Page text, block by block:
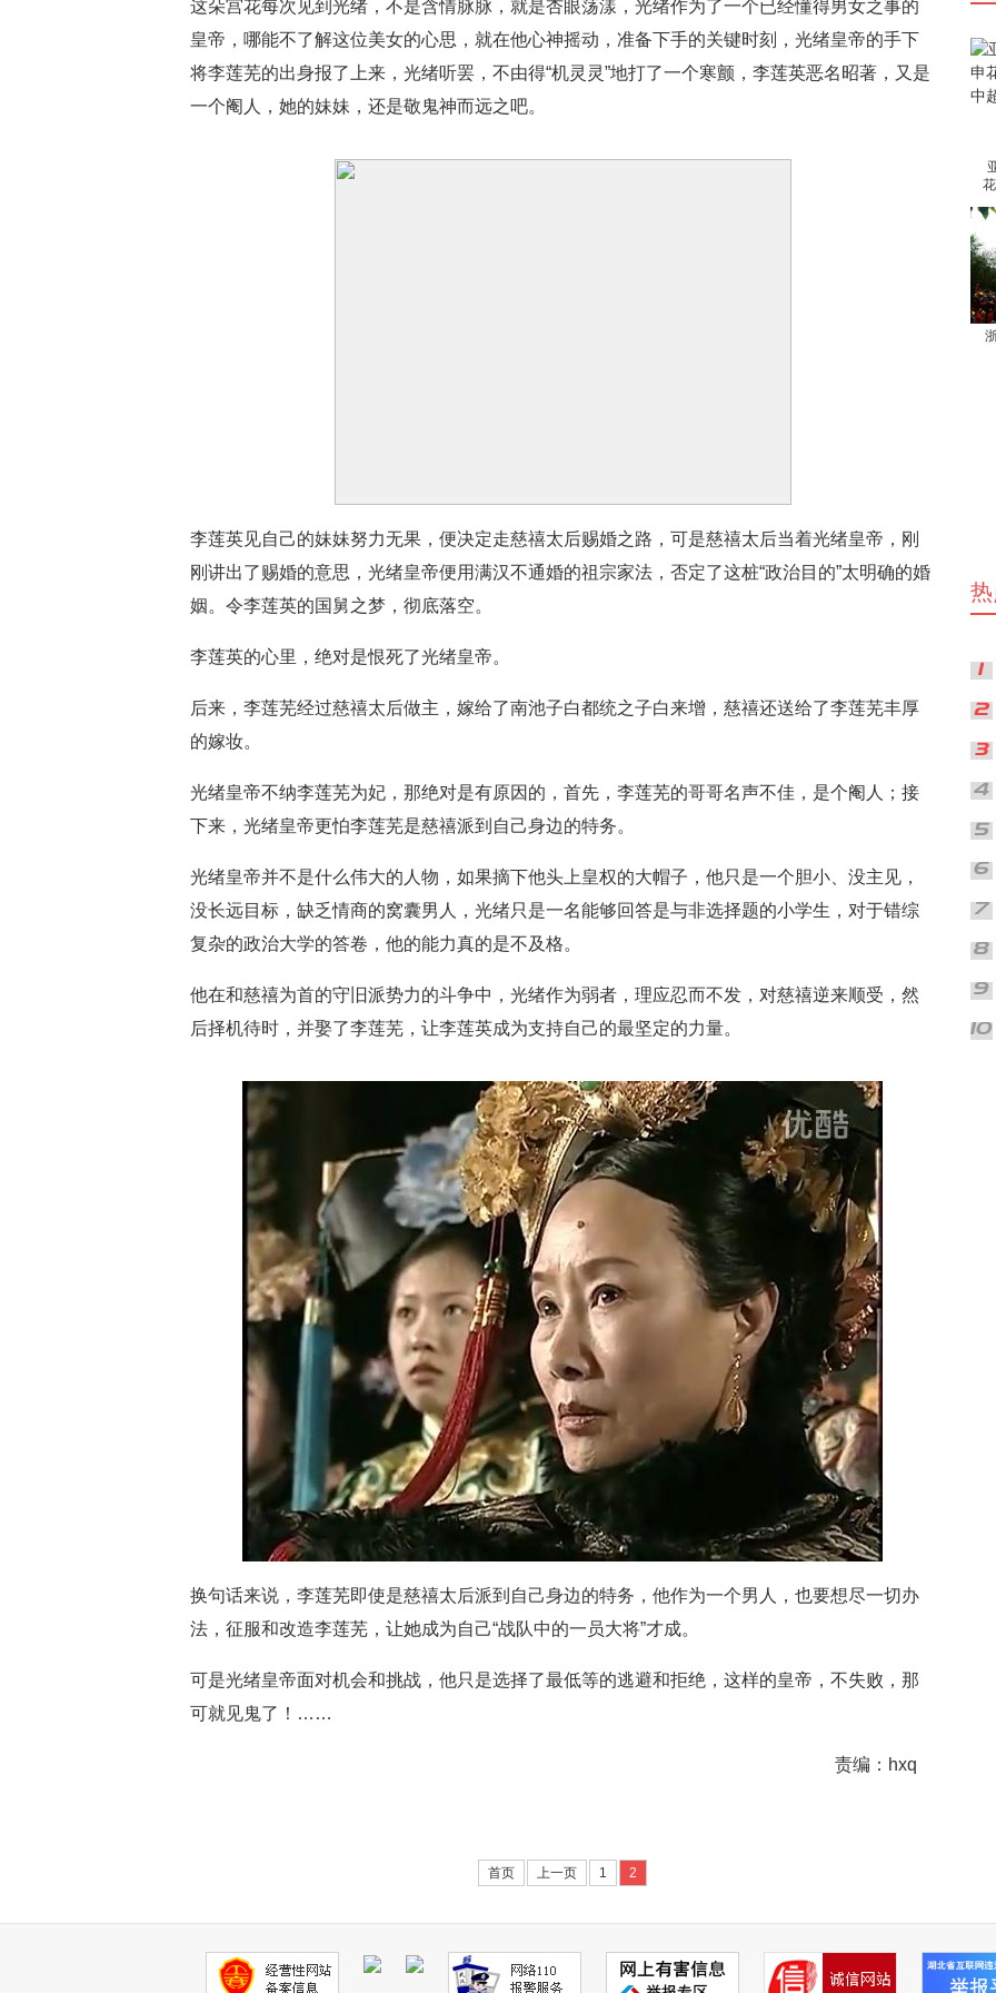
这朵宫花每次见到光绪，不是含情脉脉，就是杏眼荡漾，光绪作为了一个已经懂得男女之事的
皇帝，哪能不了解这位美女的心思，就在他心神摇动，准备下手的关键时刻，光绪皇帝的手下
将李莲芜的出身报了上来，光绪听罢，不由得“机灵灵”地打了一个寒颤，李莲英恶名昭著，又是
一个阉人，她的妹妹，还是敬鬼神而远之吧。
李莲英见自己的妹妹努力无果，便决定走慈禧太后赐婚之路，可是慈禧太后当着光绪皇帝，刚
刚讲出了赐婚的意思，光绪皇帝便用满汉不通婚的祖宗家法，否定了这桩“政治目的”太明确的婚
姻。令李莲英的国舅之梦，彻底落空。
李莲英的心里，绝对是恨死了光绪皇帝。
后来，李莲芜经过慈禧太后做主，嫁给了南池子白都统之子白来增，慈禧还送给了李莲芜丰厚
的嫁妆。
光绪皇帝不纳李莲芜为妃，那绝对是有原因的，首先，李莲芜的哥哥名声不佳，是个阉人；接
下来，光绪皇帝更怕李莲芜是慈禧派到自己身边的特务。
光绪皇帝并不是什么伟大的人物，如果摘下他头上皇权的大帽子，他只是一个胆小、没主见，
没长远目标，缺乏情商的窝囊男人，光绪只是一名能够回答是与非选择题的小学生，对于错综
复杂的政治大学的答卷，他的能力真的是不及格。
他在和慈禧为首的守旧派势力的斗争中，光绪作为弱者，理应忍而不发，对慈禧逆来顺受，然
后择机待时，并娶了李莲芜，让李莲英成为支持自己的最坚定的力量。
换句话来说，李莲芜即使是慈禧太后派到自己身边的特务，他作为一个男人，也要想尽一切办
法，征服和改造李莲芜，让她成为自己“战队中的一员大将”才成。
可是光绪皇帝面对机会和挑战，他只是选择了最低等的逃避和拒绝，这样的皇帝，不失败，那
可就见鬼了！……
责编：hxq
首页 上一页 1 2